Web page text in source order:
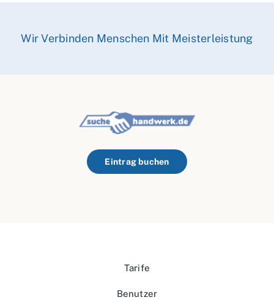
Wir Verbinden Menschen Mit Meisterleistung
Eintrag buchen
Tarife
Benutzer